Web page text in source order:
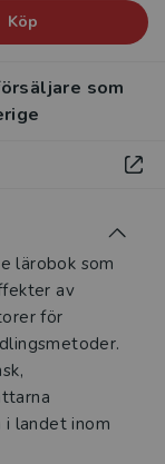
Köp
som
lärobok som
av
för
landet inom